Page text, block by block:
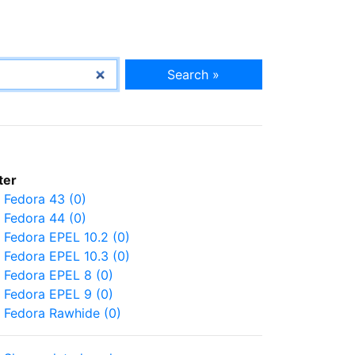
Search »
Fedora 43 (0)
Fedora 44 (0)
Fedora EPEL 10.2 (0)
Fedora EPEL 10.3 (0)
Fedora EPEL 8 (0)
Fedora EPEL 9 (0)
Fedora Rawhide (0)